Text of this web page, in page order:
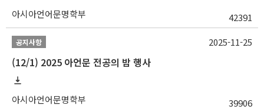
아시아언어문명학부 42391
공지사항
(12/1) 2025 아언문 전공의 밤 행사
아시아언어문명학부 39906
2025-11-25